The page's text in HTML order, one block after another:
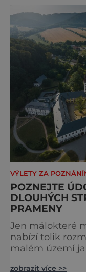
VÝLETY ZA
POZNEJTE
DLOUHÝCH
PRAMENY
Jen málokteré
nabízí tolik
malém území
zobrazit více >>